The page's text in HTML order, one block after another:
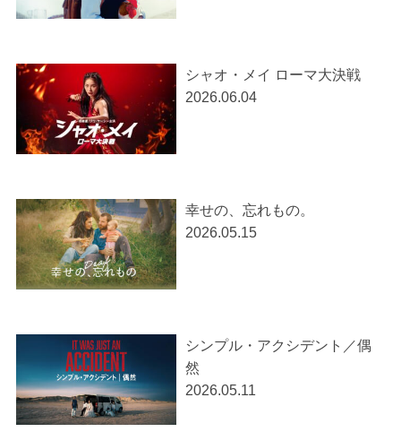
シャオ・メイ ローマ大決戦
2026.06.04
幸せの、忘れもの。
2026.05.15
シンプル・アクシデント／偶
然
2026.05.11